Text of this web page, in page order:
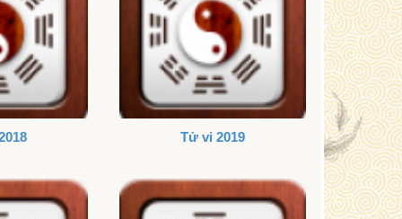
Tử vi 2019